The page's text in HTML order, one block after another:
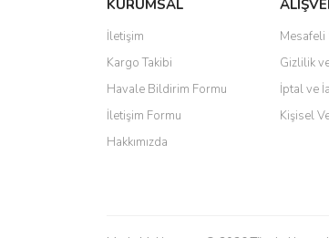
Ürün bilgilerinde hatalar
Ürün fiyatı diğer sitelerden daha
Bu ürüne benzer farklı alternatifler
KURUMSAL
İletişim
Kargo Takibi
Havale Bildirim Formu
İletişim Formu
Hakkımızda
Mesafeli
Gizlilik
İptal ve
Kişisel